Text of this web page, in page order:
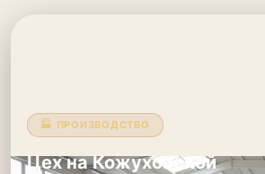
🏭 ПРОИЗВОДСТВО
Цех на Кожуховской